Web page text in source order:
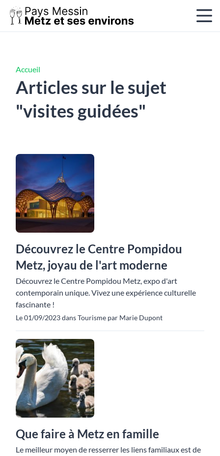
Accueil
Articles sur le sujet
"visites guidées"
Découvrez le Centre Pompidou
Metz, joyau de l'art moderne
Découvrez le Centre Pompidou Metz, expo d'art
contemporain unique. Vivez une expérience culturelle
fascinante !
Le 01/09/2023 dans Tourisme par Marie Dupont
Que faire à Metz en famille
Le meilleur moyen de resserrer les liens familiaux est de